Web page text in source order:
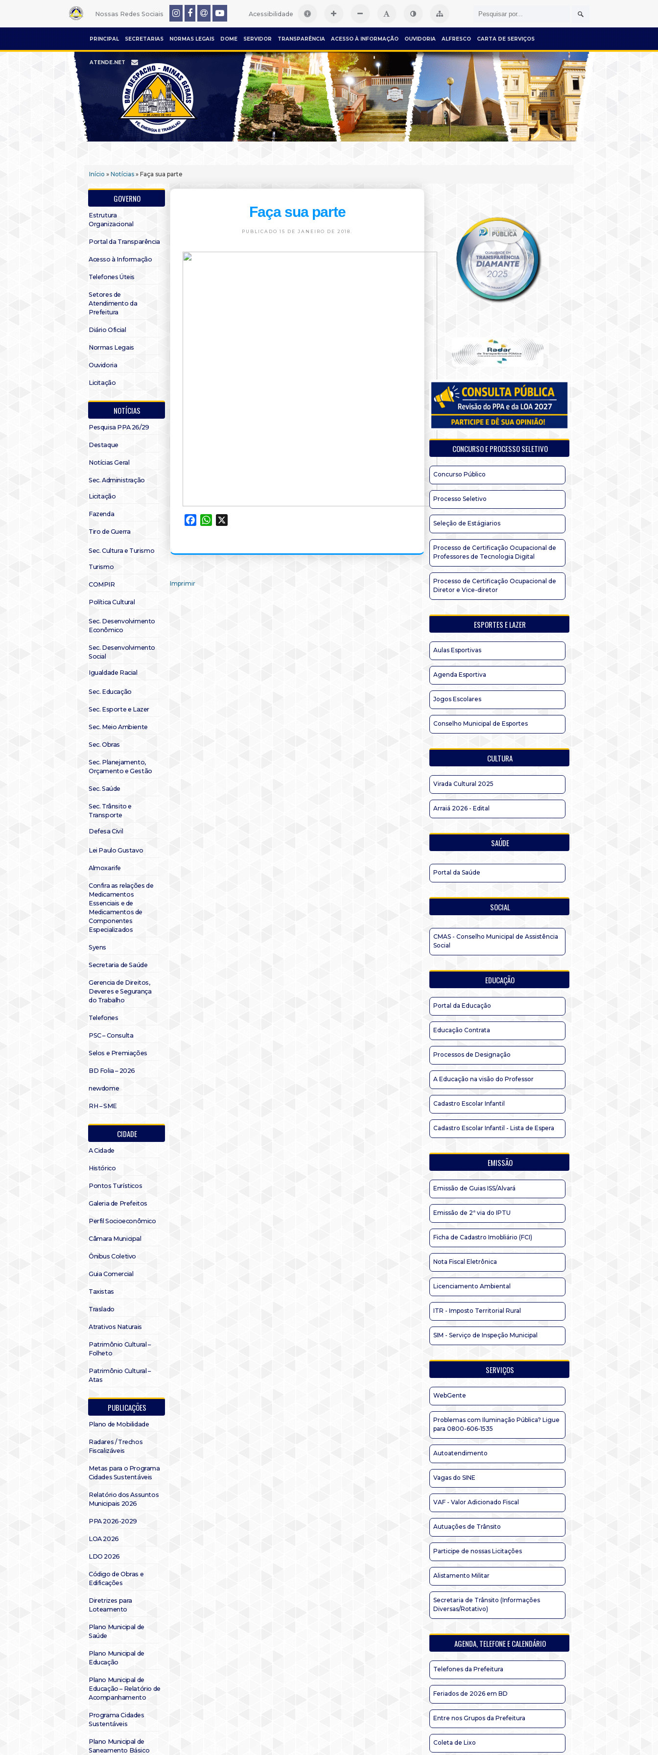
Nossas Redes Sociais Acessibilidade
PRINCIPAL SECRETARIAS NORMAS LEGAIS DOME SERVIDOR TRANSPARÊNCIA ACESSO À INFORMAÇÃO OUVIDORIA ALFRESCO CARTA DE SERVIÇOS
ATENDE.NET
Início » Notícias » Faça sua parte
GOVERNO
Estrutura
Organizacional
Portal da Transparência
Acesso à Informação
Telefones Úteis
Setores de
Atendimento da
Prefeitura
Diário Oficial
Normas Legais
Ouvidoria
Licitação
NOTÍCIAS
Pesquisa PPA 26/29
Destaque
Notícias Geral
Sec. Administração
Licitação
Fazenda
Tiro de Guerra
Sec. Cultura e Turismo
Turismo
COMPIR
Política Cultural
Sec. Desenvolvimento
Econômico
Sec. Desenvolvimento
Social
Igualdade Racial
Sec. Educação
Sec. Esporte e Lazer
Sec. Meio Ambiente
Sec. Obras
Sec. Planejamento,
Orçamento e Gestão
Sec. Saúde
Sec. Trânsito e
Transporte
Defesa Civil
Lei Paulo Gustavo
Almoxarife
Confira as relações de
Medicamentos
Essenciais e de
Medicamentos de
Componentes
Especializados
Syens
Secretaria de Saúde
Gerencia de Direitos,
Deveres e Segurança
do Trabalho
Telefones
PSC – Consulta
Selos e Premiações
BD Folia – 2026
newdome
RH – SME
CIDADE
A Cidade
Histórico
Pontos Turísticos
Galeria de Prefeitos
Perfil Socioeconômico
Câmara Municipal
Ônibus Coletivo
Guia Comercial
Taxistas
Traslado
Atrativos Naturais
Patrimônio Cultural –
Folheto
Patrimônio Cultural –
Atas
PUBLICAÇÕES
Plano de Mobilidade
Radares / Trechos
Fiscalizáveis
Metas para o Programa
Cidades Sustentáveis
Relatório dos Assuntos
Municipais 2026
PPA 2026-2029
LOA 2026
LDO 2026
Código de Obras e
Edificações
Diretrizes para
Loteamento
Plano Municipal de
Saúde
Plano Municipal de
Educação
Plano Municipal de
Educação – Relatório de
Acompanhamento
Programa Cidades
Sustentáveis
Plano Municipal de
Saneamento Básico
Faça sua parte
PUBLICADO 15 DE JANEIRO DE 2018.
FacebookWhatsApp
Imprimir
CONCURSO E PROCESSO SELETIVO
Concurso Público
Processo Seletivo
Seleção de Estágiarios
Processo de Certificação Ocupacional de
Professores de Tecnologia Digital
Processo de Certificação Ocupacional de
Diretor e Vice-diretor
ESPORTES E LAZER
Aulas Esportivas
Agenda Esportiva
Jogos Escolares
Conselho Municipal de Esportes
CULTURA
Virada Cultural 2025
Arraiá 2026 - Edital
SAÚDE
Portal da Saúde
SOCIAL
CMAS - Conselho Municipal de Assistência
Social
EDUCAÇÃO
Portal da Educação
Educação Contrata
Processos de Designação
A Educação na visão do Professor
Cadastro Escolar Infantil
Cadastro Escolar Infantil - Lista de Espera
EMISSÃO
Emissão de Guias ISS/Alvará
Emissão de 2ª via do IPTU
Ficha de Cadastro Imobliário (FCI)
Nota Fiscal Eletrônica
Licenciamento Ambiental
ITR - Imposto Territorial Rural
SIM - Serviço de Inspeção Municipal
SERVIÇOS
WebGente
Problemas com Iluminação Pública? Ligue
para 0800-606-1535
Autoatendimento
Vagas do SINE
VAF - Valor Adicionado Fiscal
Autuações de Trânsito
Participe de nossas Licitações
Alistamento Militar
Secretaria de Trânsito (Informações
Diversas/Rotativo)
AGENDA, TELEFONE E CALENDÁRIO
Telefones da Prefeitura
Feriados de 2026 em BD
Entre nos Grupos da Prefeitura
Coleta de Lixo